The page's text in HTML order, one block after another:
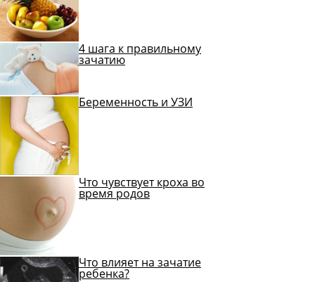
4 шага к правильному
зачатию
Беременность и УЗИ
Что чувствует кроха во
время родов
Что влияет на зачатие
ребенка?